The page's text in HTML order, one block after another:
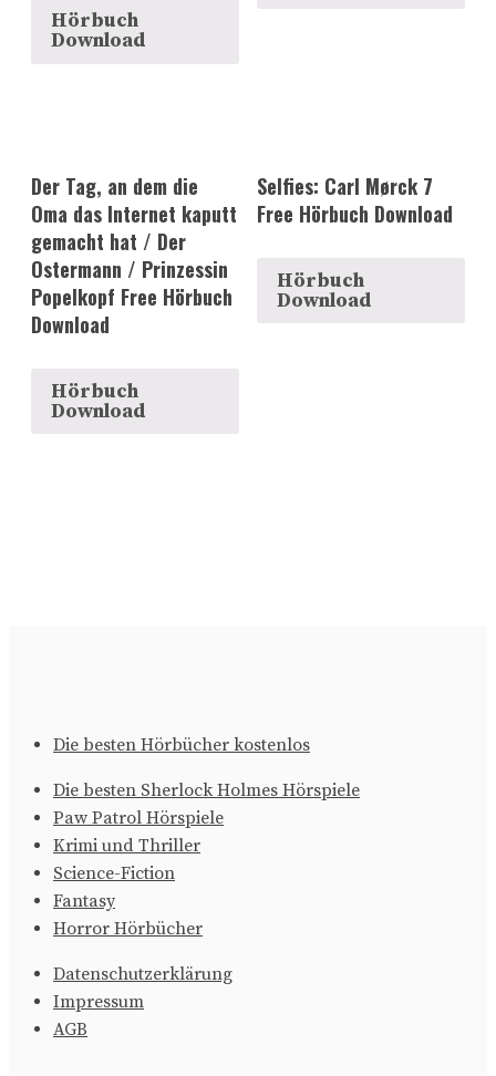
Hörbuch
Download
Der Tag, an dem die
Oma das Internet kaputt
gemacht hat / Der
Ostermann / Prinzessin
Popelkopf Free Hörbuch
Download
Hörbuch
Download
Selfies: Carl Mørck 7
Free Hörbuch Download
Hörbuch
Download
Die besten Hörbücher kostenlos
Die besten Sherlock Holmes Hörspiele
Paw Patrol Hörspiele
Krimi und Thriller
Science-Fiction
Fantasy
Horror Hörbücher
Datenschutzerklärung
Impressum
AGB